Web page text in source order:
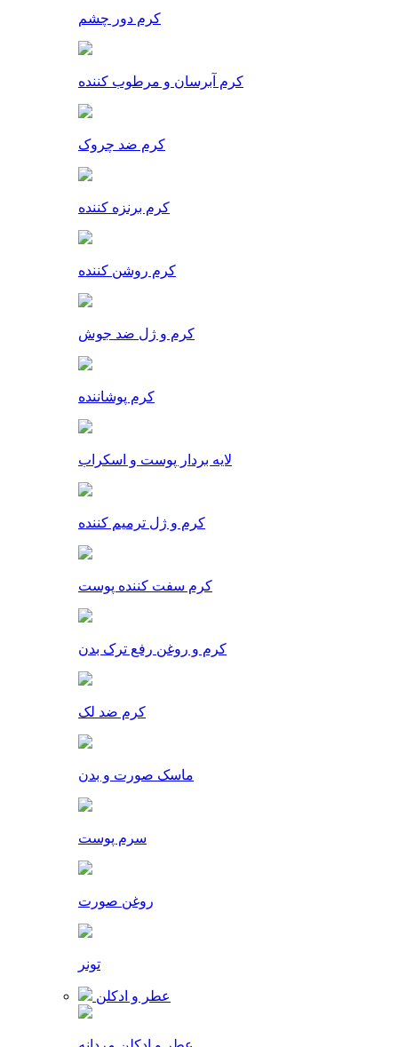
کرم دور چشم
کرم آبرسان و مرطوب کننده
کرم ضد چروک
کرم برنزه کننده
کرم روشن کننده
کرم و ژل ضد جوش
کرم پوشاننده
لایه بردار پوست و اسکراب
کرم و ژل ترمیم کننده
کرم سفت کننده پوست
کرم و روغن رفع ترک بدن
کرم ضد لک
ماسک صورت و بدن
سرم پوست
روغن صورت
تونر
عطر و ادکلن